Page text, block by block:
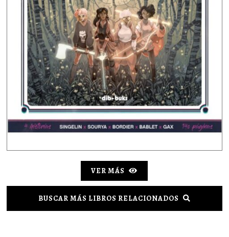
VER MÁS
BUSCAR MÁS LIBROS RELACIONADOS